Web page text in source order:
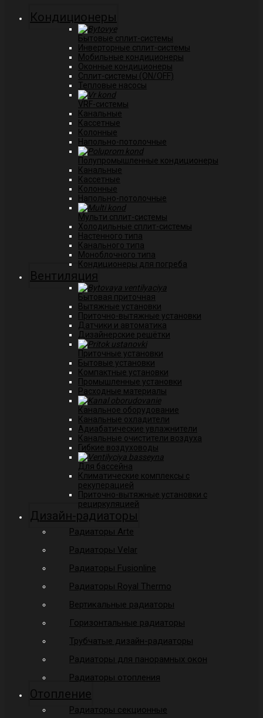
Кондиционеры
Бытовые сплит-системы
Инверторные сплит-системы
Мобильные кондиционеры
Оконные кондиционеры
Сплит-системы (ON/OFF)
Тепловые насосы
VRF-системы
Канальные
Касcетные
Колонные
Напольно-потолочные
Полупромышленные кондиционеры
Канальные
Кассетные
Колонные
Напольно-потолочные
Мульти сплит-системы
Холодильные сплит-системы
Настенного типа
Канального типа
Моноблочного типа
Кондиционеры для погреба
Вентиляция
Бытовая приточная
Вытяжные установки
Приточно-вытяжные установки
Датчики и автоматика
Дизайнерские решётки
Приточные установки
Бытовые установки
Компактные установки
Промышленные установки
Расходные материалы
Канальное оборудование
Канальные охладители
Адиабатические увлажнители
Канальные очистители воздуха
Гибкие воздуховоды
Для бассейна
Климатические комплексы с
рекуперацией
Приточно-вытяжные установки с
рециркуляцией
Дизайн-радиаторы
Радиаторы Arte
Радиаторы Velar
Радиаторы Fusionline
Радиаторы Royal Thermo
Вертикальные радиаторы
Горизонтальные радиаторы
Трубчатые дизайн-радиаторы
Радиаторы для панорамных окон
Радиаторы отопления
Отопление
Радиаторы секционные